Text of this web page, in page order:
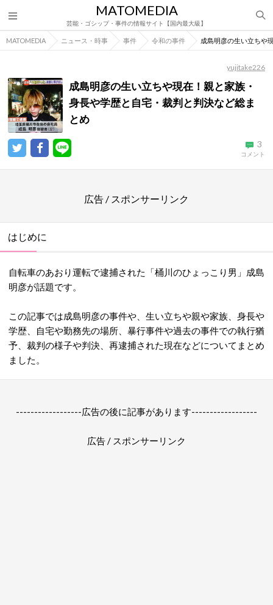
MATOMEDIA
芸能・ゴシップ・事件の情報サイト【国内最大級】
MATOMEDIA ニュース・時事 事件 令和の事件 成島明彦の生い立ちや
yujitake226
成島明彦の生い立ちや現在！親と家族・
身長や学歴と自宅・裁判と判決など総ま
とめ
3
コメント
広告 / スポンサーリンク
はじめに
自転車のあおり運転で逮捕された「桶川のひょっこり男」成島
明彦が話題です。
この記事では成島明彦の事件や、生い立ちや親や家族、身長や
学歴、自宅や勤務先の場所、暴行事件や過去の事件での執行猶
予、裁判の様子や判決、再逮捕された現在などについてまとめ
ました。
------------------広告の後に記事があります------------------
広告 / スポンサーリンク